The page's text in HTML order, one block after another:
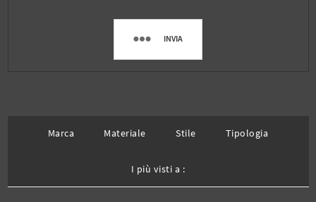
INVIA
Marca Materiale Stile Tipologia
I più visti a :